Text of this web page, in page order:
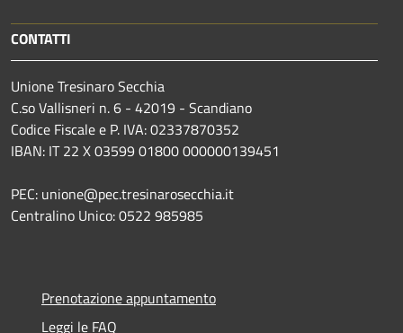
CONTATTI
Unione Tresinaro Secchia
C.so Vallisneri n. 6 - 42019 - Scandiano
Codice Fiscale e P. IVA: 02337870352
IBAN: IT 22 X 03599 01800 000000139451
PEC: unione@pec.tresinarosecchia.it
Centralino Unico: 0522 985985
Prenotazione appuntamento
Leggi le FAQ